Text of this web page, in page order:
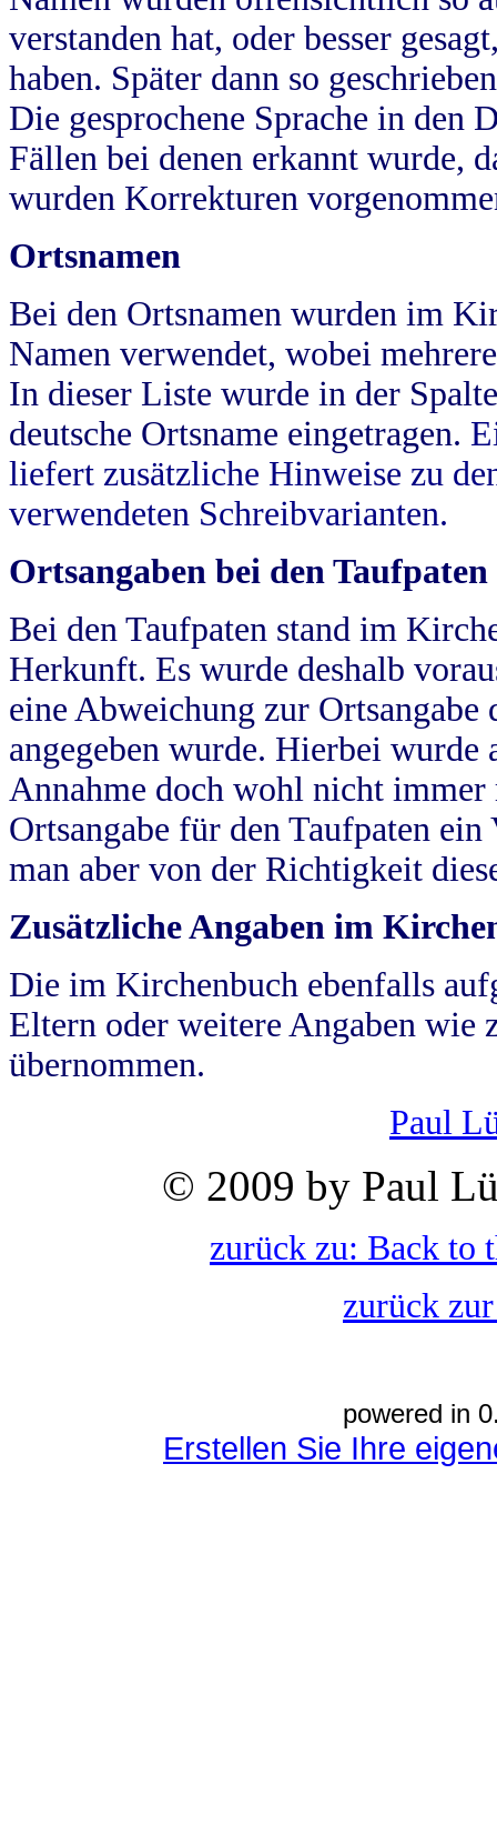
verstanden hat, oder besser
haben. Später dann so
Die gesprochene Sprache in
Fällen bei denen erkannt wurde,
wurden Korrekturen
Ortsnamen
Bei den Ortsnamen wurden im
Namen verwendet, wobei
In dieser Liste wurde in der
deutsche Ortsname eingetragen.
liefert zusätzliche Hinweise zu
verwendeten Schreibvarianten.
Ortsangaben bei den Taufpaten
Bei den Taufpaten stand im
Herkunft. Es wurde deshalb
eine Abweichung zur
angegeben wurde. Hierbei wurde
Annahme doch wohl nicht
Ortsangabe für den Taufpaten
man aber von der Richtigkeit
Zusätzliche Angaben im
Die im Kirchenbuch ebenfalls
Eltern oder weitere Angaben wie
übernommen.
Paul
© 2009 by Paul
zurück zu: Back to
zurück
powered in
Erstellen Sie Ihre